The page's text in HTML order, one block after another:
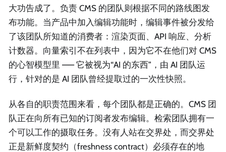
大功告成了。负责 CMS 的团队则根据不同的路线图发
布功能。当产品中加入编辑功能时，编辑事件被分发给
了该团队所知道的消费者：渲染页面、API 响应、分析
计数器。向量索引不在列表中，因为它不在他们对 CMS
的心智模型里 —— 它被视为“AI 的东西”，由 AI 团队运
行，针对的是 AI 团队曾经提取过的一次性快照。
从各自的职责范围来看，每个团队都是正确的。CMS 团
队正在向所有已知的订阅者发布编辑。检索团队拥有一
个可以工作的摄取任务。没有人站在交界处，而交界处
正是新鲜度契约（freshness contract）必须存在的地